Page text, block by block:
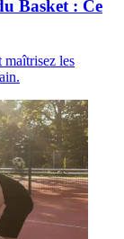
Basket : Ce
maîtrisez les